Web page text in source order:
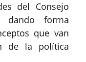
del Consejo
dando forma
que van
de la política